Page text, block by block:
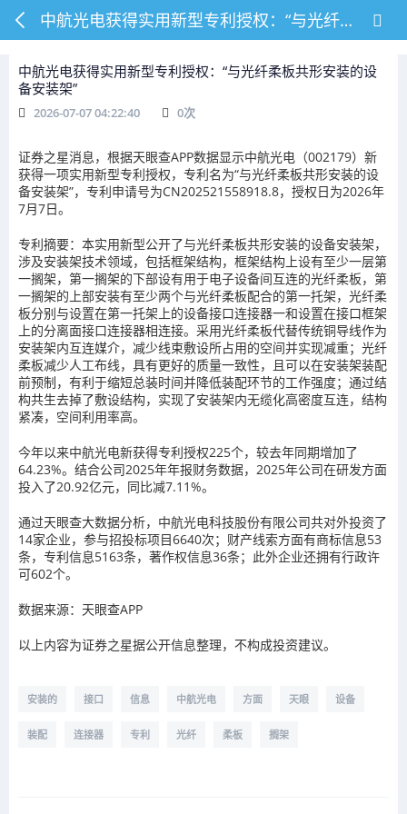
中航光电获得实用新型专利授权：“与光纤柔板共形安装的设备安装架”
中航光电获得实用新型专利授权：“与光纤柔板共形安装的设
备安装架”
2026-07-07 04:22:40 0次
证券之星消息，根据天眼查APP数据显示中航光电（002179）新
获得一项实用新型专利授权，专利名为“与光纤柔板共形安装的设
备安装架”，专利申请号为CN202521558918.8，授权日为2026年
7月7日。
专利摘要：本实用新型公开了与光纤柔板共形安装的设备安装架，
涉及安装架技术领域，包括框架结构，框架结构上设有至少一层第
一搁架，第一搁架的下部设有用于电子设备间互连的光纤柔板，第
一搁架的上部安装有至少两个与光纤柔板配合的第一托架，光纤柔
板分别与设置在第一托架上的设备接口连接器一和设置在接口框架
上的分离面接口连接器相连接。采用光纤柔板代替传统铜导线作为
安装架内互连媒介，减少线束敷设所占用的空间并实现减重；光纤
柔板减少人工布线，具有更好的质量一致性，且可以在安装架装配
前预制，有利于缩短总装时间并降低装配环节的工作强度；通过结
构共生去掉了敷设结构，实现了安装架内无缆化高密度互连，结构
紧凑，空间利用率高。
今年以来中航光电新获得专利授权225个，较去年同期增加了
64.23%。结合公司2025年年报财务数据，2025年公司在研发方面
投入了20.92亿元，同比减7.11%。
通过天眼查大数据分析，中航光电科技股份有限公司共对外投资了
14家企业，参与招投标项目6640次；财产线索方面有商标信息53
条，专利信息5163条，著作权信息36条；此外企业还拥有行政许
可602个。
数据来源：天眼查APP
以上内容为证券之星据公开信息整理，不构成投资建议。
安装的 接口 信息 中航光电 方面 天眼 设备
装配 连接器 专利 光纤 柔板 搁架